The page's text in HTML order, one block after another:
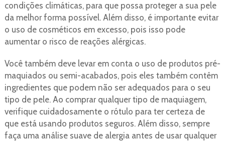
condições climáticas, para que possa proteger a sua pele
da melhor forma possível. Além disso, é importante evitar
o uso de cosméticos em excesso, pois isso pode
aumentar o risco de reações alérgicas.
Você também deve levar em conta o uso de produtos pré-
maquiados ou semi-acabados, pois eles também contêm
ingredientes que podem não ser adequados para o seu
tipo de pele. Ao comprar qualquer tipo de maquiagem,
verifique cuidadosamente o rótulo para ter certeza de
que está usando produtos seguros. Além disso, sempre
faça uma análise suave de alergia antes de usar qualquer